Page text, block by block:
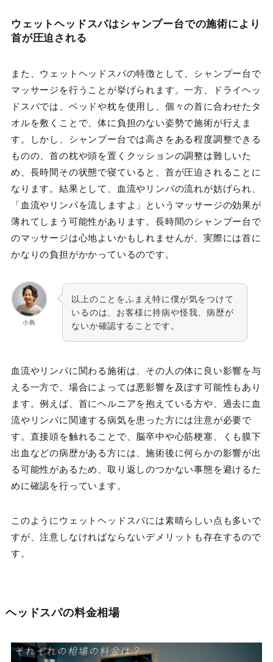
ウェットヘッドスパはシャンプー台での施術により
首が圧迫される
また、ウェットヘッドスパの特徴として、シャンプー台で
マッサージを行うことが挙げられます。一方、ドライヘッ
ドスパでは、ベッドや枕を使用し、個々の首に合わせたタ
オルを敷くことで、体に負担のない姿勢で施術が行えま
す。しかし、シャンプー台では高さをある程度調整できる
ものの、首の枕や頭を置くクッションの調整は難しいた
め、長時間その状態で寝ていると、首が圧迫されることに
なります。結果として、血流やリンパの流れが妨げられ、
「血流やリンパを流しますよ」というマッサージの効果が
薄れてしまう可能性があります。長時間のシャンプー台で
のマッサージは心地よいかもしれませんが、実際には首に
かなりの負担がかかっているのです。
小島
以上のことをふまえ特に僕が気をつけて
いるのは、お客様に持病や怪我、病歴が
ないか確認することです。
血流やリンパに関わる施術は、その人の体に良い影響を与
える一方で、場合によっては悪影響を及ぼす可能性もあり
ます。例えば、首にヘルニアを抱えている方や、過去に血
流やリンパに関連する病気を患った方には注意が必要で
す。直接頭を触れることで、脳卒中や心筋梗塞、くも膜下
出血などの病歴がある方には、施術後に何らかの影響が出
る可能性があるため、取り返しのつかない事態を避けるた
めに確認を行っています。
このようにウェットヘッドスパには素晴らしい点も多いで
すが、注意しなければならないデメリットも存在するので
す。
ヘッドスパの料金相場